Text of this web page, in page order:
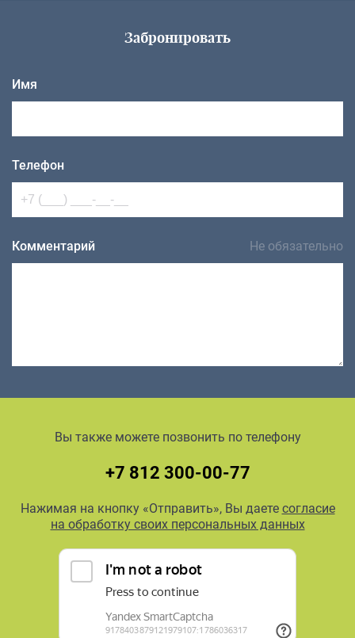
Забронировать
Имя
Телефон
Комментарий Не обязательно
Вы также можете позвонить по телефону
+7 812 300-00-77
Нажимая на кнопку «Отправить», Вы даете согласие
на обработку своих персональных данных